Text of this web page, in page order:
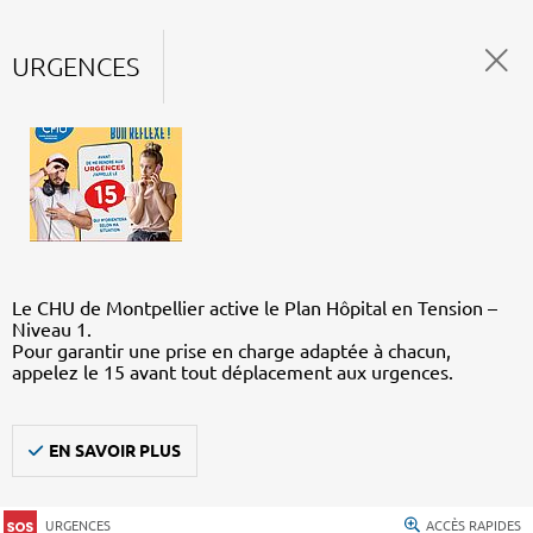
URGENCES
Le CHU de Montpellier active le Plan Hôpital en Tension –
Niveau 1.
Pour garantir une prise en charge adaptée à chacun,
appelez le 15 avant tout déplacement aux urgences.
EN SAVOIR PLUS
URGENCES ACCÈS RAPIDES